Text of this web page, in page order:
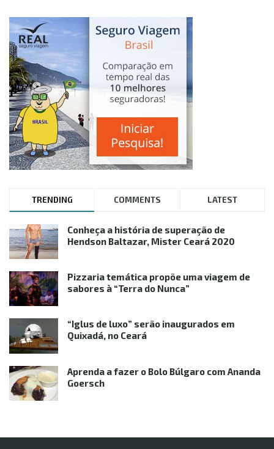
TRENDING COMMENTS LATEST
Conheça a história de superação de
Hendson Baltazar, Mister Ceará 2020
Pizzaria temática propõe uma viagem de
sabores à “Terra do Nunca”
“Iglus de luxo” serão inaugurados em
Quixadá, no Ceará
Aprenda a fazer o Bolo Búlgaro com Ananda
Goersch